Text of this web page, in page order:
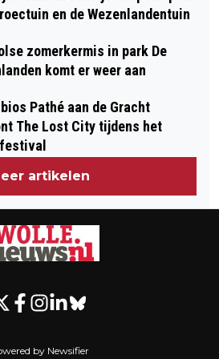
44-JARIGE
PARKEERTERREIN
en de Wezenlandentuin
zomerkermis in park De
komt er weer aan
Pathé aan de Gracht
The Lost City tijdens het
artikelen
by Newsifier